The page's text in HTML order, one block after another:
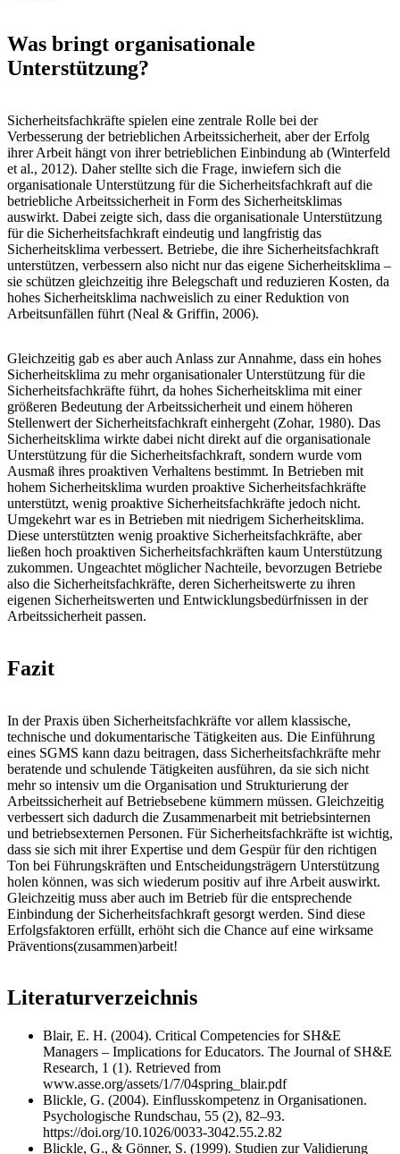
Was bringt organisationale
Unterstützung?
Sicherheitsfachkräfte spielen eine zentrale Rolle bei der
Verbesserung der betrieblichen Arbeitssicherheit, aber der Erfolg
ihrer Arbeit hängt von ihrer betrieblichen Einbindung ab (Winterfeld
et al., 2012). Daher stellte sich die Frage, inwiefern sich die
organisationale Unterstützung für die Sicherheitsfachkraft auf die
betriebliche Arbeitssicherheit in Form des Sicherheitsklimas
auswirkt. Dabei zeigte sich, dass die organisationale Unterstützung
für die Sicherheitsfachkraft eindeutig und langfristig das
Sicherheitsklima verbessert. Betriebe, die ihre Sicherheitsfachkraft
unterstützen, verbessern also nicht nur das eigene Sicherheitsklima –
sie schützen gleichzeitig ihre Belegschaft und reduzieren Kosten, da
hohes Sicherheitsklima nachweislich zu einer Reduktion von
Arbeitsunfällen führt (Neal & Griffin, 2006).
Gleichzeitig gab es aber auch Anlass zur Annahme, dass ein hohes
Sicherheitsklima zu mehr organisationaler Unterstützung für die
Sicherheitsfachkräfte führt, da hohes Sicherheitsklima mit einer
größeren Bedeutung der Arbeitssicherheit und einem höheren
Stellenwert der Sicherheitsfachkraft einhergeht (Zohar, 1980). Das
Sicherheitsklima wirkte dabei nicht direkt auf die organisationale
Unterstützung für die Sicherheitsfachkraft, sondern wurde vom
Ausmaß ihres proaktiven Verhaltens bestimmt. In Betrieben mit
hohem Sicherheitsklima wurden proaktive Sicherheitsfachkräfte
unterstützt, wenig proaktive Sicherheitsfachkräfte jedoch nicht.
Umgekehrt war es in Betrieben mit niedrigem Sicherheitsklima.
Diese unterstützten wenig proaktive Sicherheitsfachkräfte, aber
ließen hoch proaktiven Sicherheitsfachkräften kaum Unterstützung
zukommen. Ungeachtet möglicher Nachteile, bevorzugen Betriebe
also die Sicherheitsfachkräfte, deren Sicherheitswerte zu ihren
eigenen Sicherheitswerten und Entwicklungsbedürfnissen in der
Arbeitssicherheit passen.
Fazit
In der Praxis üben Sicherheitsfachkräfte vor allem klassische,
technische und dokumentarische Tätigkeiten aus. Die Einführung
eines SGMS kann dazu beitragen, dass Sicherheitsfachkräfte mehr
beratende und schulende Tätigkeiten ausführen, da sie sich nicht
mehr so intensiv um die Organisation und Strukturierung der
Arbeitssicherheit auf Betriebsebene kümmern müssen. Gleichzeitig
verbessert sich dadurch die Zusammenarbeit mit betriebsinternen
und betriebsexternen Personen. Für Sicherheitsfachkräfte ist wichtig,
dass sie sich mit ihrer Expertise und dem Gespür für den richtigen
Ton bei Führungskräften und Entscheidungsträgern Unterstützung
holen können, was sich wiederum positiv auf ihre Arbeit auswirkt.
Gleichzeitig muss aber auch im Betrieb für die entsprechende
Einbindung der Sicherheitsfachkraft gesorgt werden. Sind diese
Erfolgsfaktoren erfüllt, erhöht sich die Chance auf eine wirksame
Präventions(zusammen)arbeit!
Literaturverzeichnis
Blair, E. H. (2004). Critical Competencies for SH&E
Managers – Implications for Educators. The Journal of SH&E
Research, 1 (1). Retrieved from
www.asse.org/assets/1/7/04spring_blair.pdf
Blickle, G. (2004). Einflusskompetenz in Organisationen.
Psychologische Rundschau, 55 (2), 82–93.
https://doi.org/10.1026/0033-3042.55.2.82
Blickle, G., & Gönner, S. (1999). Studien zur Validierung